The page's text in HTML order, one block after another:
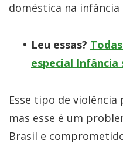
doméstica na infância
Leu essas?
especial
Esse tipo de
mas esse é um
Brasil e